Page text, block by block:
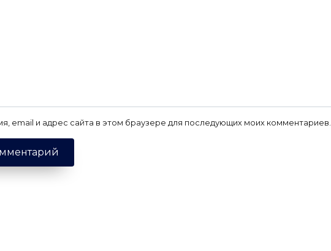
email и адрес сайта в этом браузере для последующих моих комментариев.